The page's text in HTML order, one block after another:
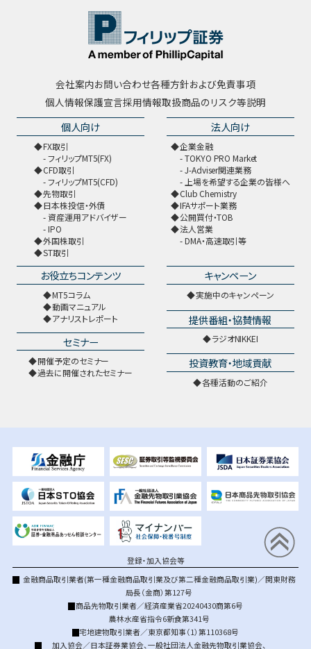
会社案内お問い合わせ各種方針および免責事項
個人情報保護宣言採用情報取扱商品のリスク等説明
個人向け
FX取引
フィリップMT5(FX)
CFD取引
フィリップMT5(CFD)
先物取引
日本株投信・外債
資産運用アドバイザー
IPO
外国株取引
ST取引
法人向け
企業金融
TOKYO PRO Market
J-Adviser関連業務
上場を希望する企業の皆様へ
Club Chemistry
IFAサポート業務
公開買付・TOB
法人営業
DMA・高速取引等
お役立ちコンテンツ
MT5コラム
動画マニュアル
アナリストレポート
セミナー
開催予定のセミナー
過去に開催されたセミナー
キャンペーン
実施中のキャンペーン
提供番組・協賛情報
ラジオNIKKEI
投資教育・地域貢献
各種活動のご紹介
登録・加入協会等
金融商品取引業者(第一種金融商品取引業及び第二種金融商品取引業)／関東財務
局長（金商）第127号
商品先物取引業者／経済産業省20240430商第6号
農林水産省指令6新食第341号
宅地建物取引業者／東京都知事（1）第110368号
加入協会／日本証券業協会、一般社団法人金融先物取引業協会、